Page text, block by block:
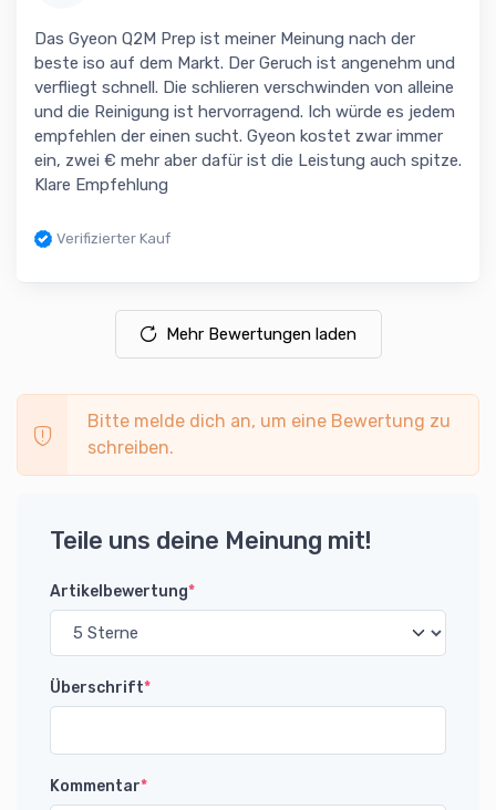
Das Gyeon Q2M Prep ist meiner Meinung nach der
beste iso auf dem Markt. Der Geruch ist angenehm und
verfliegt schnell. Die schlieren verschwinden von alleine
und die Reinigung ist hervorragend. Ich würde es jedem
empfehlen der einen sucht. Gyeon kostet zwar immer
ein, zwei € mehr aber dafür ist die Leistung auch spitze.
Klare Empfehlung
Verifizierter Kauf
Mehr Bewertungen laden
Bitte melde dich an, um eine Bewertung zu
schreiben.
Teile uns deine Meinung mit!
Artikelbewertung*
Überschrift*
Kommentar*